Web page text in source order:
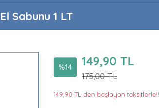
Sabunu 1 LT
%14 149,90 TL
175,00 TL
149,90 TL den başlayan taksitlerle!!